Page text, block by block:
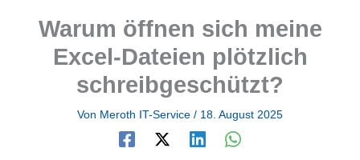
Warum öffnen sich meine
Excel-Dateien plötzlich
schreibgeschützt?
Von Meroth IT-Service / 18. August 2025